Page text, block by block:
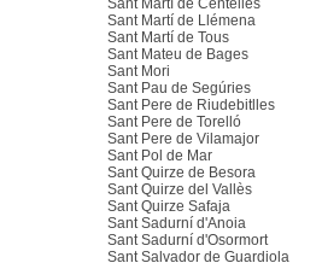
Sant Martí de Centelles
Sant Martí de Llémena
Sant Martí de Tous
Sant Mateu de Bages
Sant Mori
Sant Pau de Segúries
Sant Pere de Riudebitlles
Sant Pere de Torelló
Sant Pere de Vilamajor
Sant Pol de Mar
Sant Quirze de Besora
Sant Quirze del Vallès
Sant Quirze Safaja
Sant Sadurní d'Anoia
Sant Sadurní d'Osormort
Sant Salvador de Guardiola